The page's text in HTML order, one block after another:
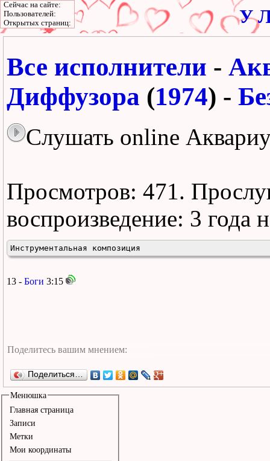
У
Все исполнители -
Диффузора (1974) -
Слушать online
Просмотров: 471.
воспроизведение: 3 года
Инструментальная композиция
13 - Боги 3:15
Поделиться…
Менюшка
Главная страница
Записи
Метки
Мои координаты
Сейчас на сайте:
Пользователей:
Открытых страниц: